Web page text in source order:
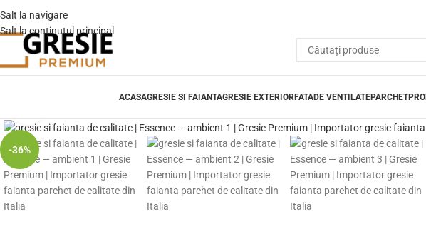
Salt la navigare
Salt la conținutul principal
ACASAGRESIE SI FAIANTAGRESIE EXTERIORFATADE VENTILATEPARCHET
-36%